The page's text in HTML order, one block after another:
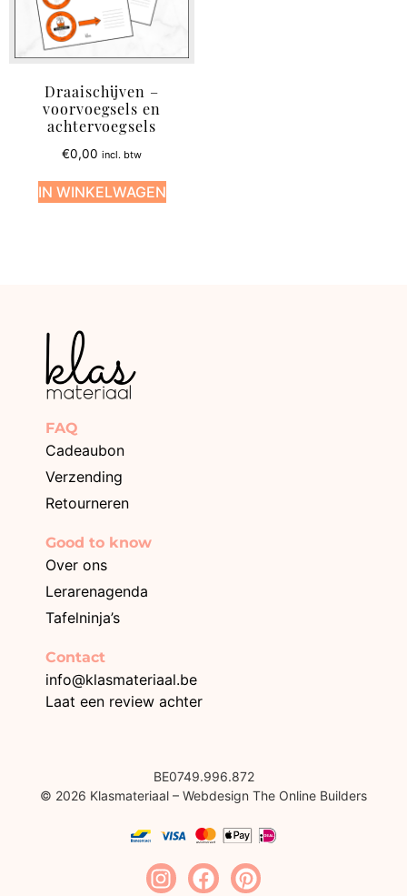
Draaischijven –
voorvoegsels en
achtervoegsels
€0,00 incl. btw
IN WINKELWAGEN
FAQ
Cadeaubon
Verzending
Retourneren
Good to know
Over ons
Lerarenagenda
Tafelninja’s
Contact
info@klasmateriaal.be
Laat een review achter
BE0749.996.872
© 2026 Klasmateriaal – Webdesign The Online Builders